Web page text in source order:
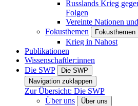
Russlands Krieg
Folgen
Vereinte Nationen
Fokusthemen
Fokusthemen
Krieg in Nahost
Publikationen
Wissenschaftler:innen
Die SWP
Die SWP
Navigation zuklappen
Zur Übersicht: Die SWP
Über uns
Über uns